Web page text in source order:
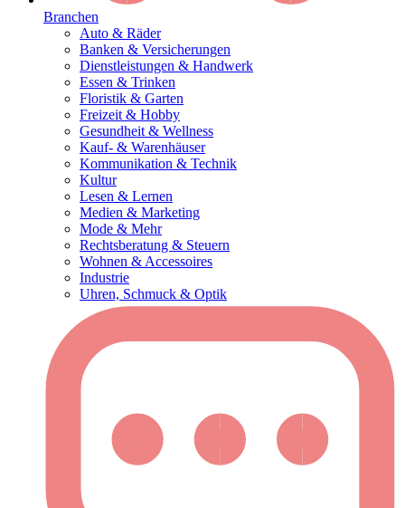
Branchen
Auto & Räder
Banken & Versicherungen
Dienstleistungen & Handwerk
Essen & Trinken
Floristik & Garten
Freizeit & Hobby
Gesundheit & Wellness
Kauf- & Warenhäuser
Kommunikation & Technik
Kultur
Lesen & Lernen
Medien & Marketing
Mode & Mehr
Rechtsberatung & Steuern
Wohnen & Accessoires
Industrie
Uhren, Schmuck & Optik